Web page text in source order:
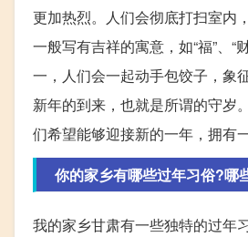
更加热烈。人们会彻底打扫室内
一般写有吉祥的寓意，如“福”、
一，人们会一起动手包饺子，象
新年的到来，也就是所谓的守岁
们希望能够迎接新的一年，拥有
你的家乡有哪些过年习俗?哪
我的家乡甘肃有一些独特的过年